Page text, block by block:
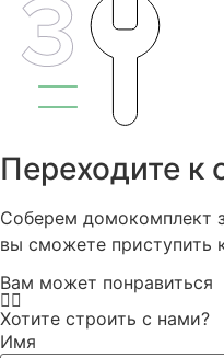
Переходите к
Соберем домокомплект
вы сможете приступить
Вам может понравиться
Хотите строить с нами?
Имя